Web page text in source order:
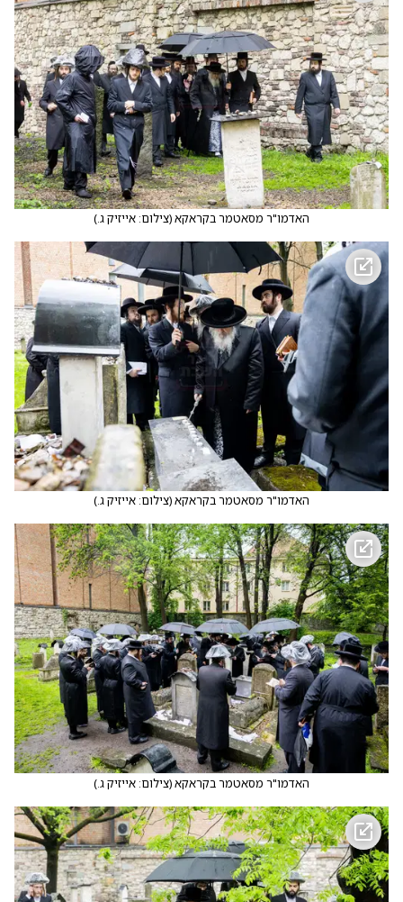
האדמו"ר מסאטמר בקראקא(צילום: אייזיק ג.)
האדמו"ר מסאטמר בקראקא(צילום: אייזיק ג.)
האדמו"ר מסאטמר בקראקא(צילום: אייזיק ג. )